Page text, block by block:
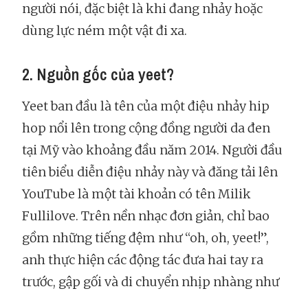
người nói, đặc biệt là khi đang nhảy hoặc
dùng lực ném một vật đi xa.
2. Nguồn gốc của yeet?
Yeet ban đầu là tên của một điệu nhảy hip
hop nổi lên trong cộng đồng người da đen
tại Mỹ vào khoảng đầu năm 2014. Người đầu
tiên biểu diễn điệu nhảy này và đăng tải lên
YouTube là một tài khoản có tên Milik
Fullilove. Trên nền nhạc đơn giản, chỉ bao
gồm những tiếng đệm như “oh, oh, yeet!”,
anh thực hiện các động tác đưa hai tay ra
trước, gập gối và di chuyển nhịp nhàng như